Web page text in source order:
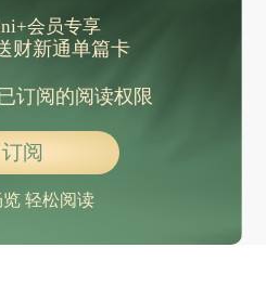
会员专享
财新通单篇卡
订阅的阅读权限
订阅
轻松阅读